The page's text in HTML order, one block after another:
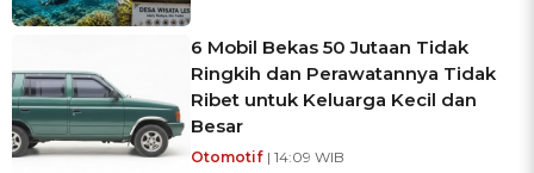
6 Mobil Bekas 50 Jutaan Tidak
Ringkih dan Perawatannya Tidak
Ribet untuk Keluarga Kecil dan
Besar
Otomotif | 14:09 WIB